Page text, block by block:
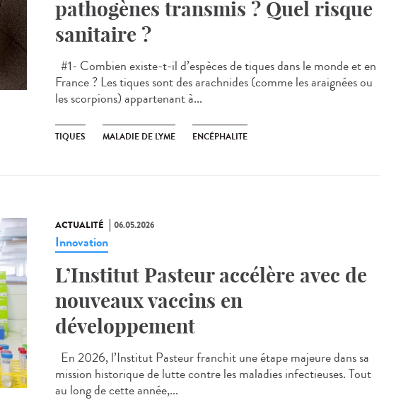
pathogènes transmis ? Quel risque
sanitaire ?
#1- Combien existe-t-il d’espèces de tiques dans le monde et en
France ? Les tiques sont des arachnides (comme les araignées ou
les scorpions) appartenant à...
TIQUES MALADIE DE LYME ENCÉPHALITE
ACTUALITÉ 06.05.2026
Innovation
L’Institut Pasteur accélère avec de
nouveaux vaccins en
développement
En 2026, l’Institut Pasteur franchit une étape majeure dans sa
mission historique de lutte contre les maladies infectieuses. Tout
au long de cette année,...